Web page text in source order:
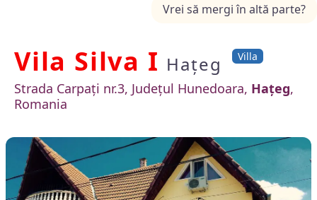
Vrei să mergi în altă parte?
Vila Silva I Hațeg Villa
Strada Carpaţi nr.3, Județul Hunedoara, Hațeg,
Romania